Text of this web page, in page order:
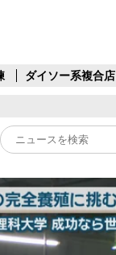
ダイソー系複合店